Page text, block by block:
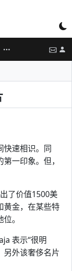
快速相识。同
一印象。但，
了价值1500美
黄金，在某些特
。
表示“很明
另外该奢侈名片